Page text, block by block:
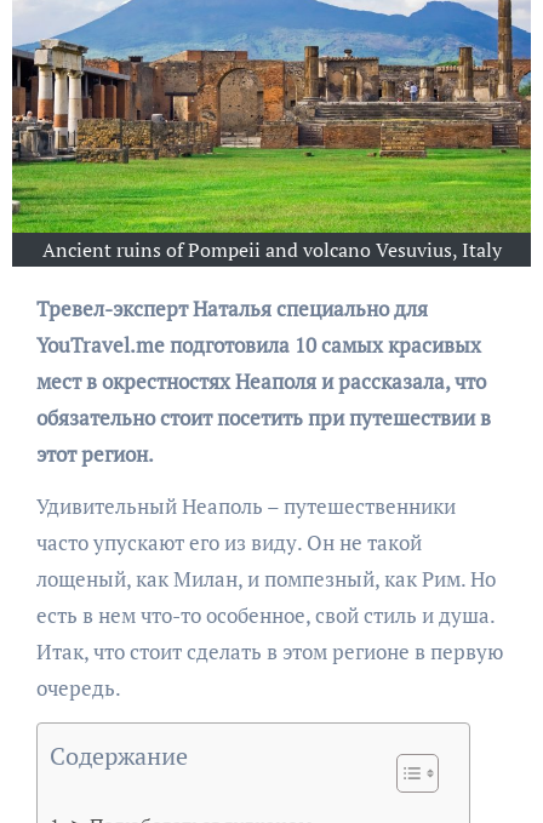
Ancient ruins of Pompeii and volcano Vesuvius, Italy
Тревел-эксперт Наталья специально для
YouTravel.me подготовила 10 самых красивых
мест в окрестностях Неаполя и рассказала, что
обязательно стоит посетить при путешествии в
этот регион.
Удивительный Неаполь – путешественники
часто упускают его из виду. Он не такой
лощеный, как Милан, и помпезный, как Рим. Но
есть в нем что-то особенное, свой стиль и душа.
Итак, что стоит сделать в этом регионе в первую
очередь.
Содержание